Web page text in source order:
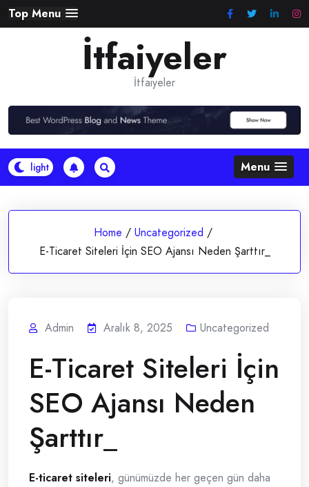
Skip
to
Top Menu
İtfaiyeler
İtfaiyeler
Menu
Home / Uncategorized /
E-Ticaret Siteleri İçin SEO Ajansı Neden Şarttır_
Admin Aralık 8, 2025 Uncategorized
E-Ticaret Siteleri İçin
SEO Ajansı Neden
Şarttır_
E-ticaret siteleri, günümüzde her geçen gün daha